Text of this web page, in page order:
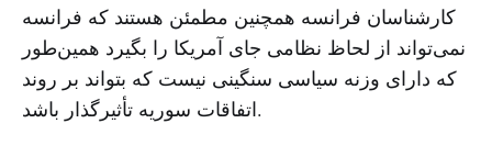
کارشناسان فرانسه همچنین مطمئن هستند که فرانسه
نمی‌تواند از لحاظ نظامی جای آمریکا را بگیرد همین‌طور
که دارای وزنه سیاسی سنگینی نیست که بتواند بر روند
اتفاقات سوریه تأثیرگذار باشد.